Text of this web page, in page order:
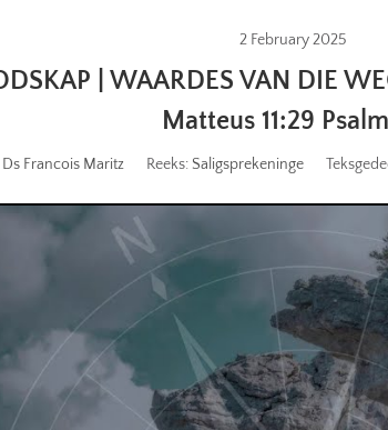
2 February 2025
| WAARDES VAN DIE
Matteus 11:29
Ds Francois Maritz Reeks: Saligsprekeninge